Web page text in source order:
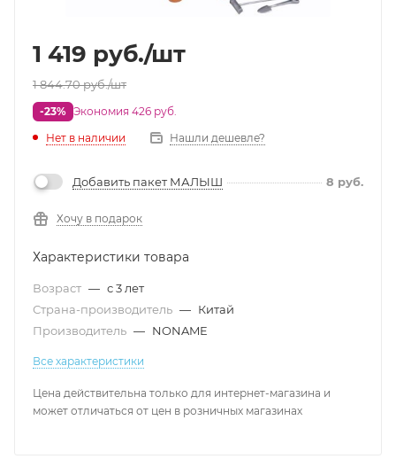
1 419 руб./шт
1 844.70руб./шт
-23% Экономия 426 руб.
Нет в наличии
Нашли дешевле?
Добавить пакет МАЛЫШ 8 руб.
Хочу в подарок
Характеристики товара
Возраст — с 3 лет
Страна-производитель — Китай
Производитель — NONAME
Все характеристики
Цена действительна только для интернет-магазина и
может отличаться от цен в розничных магазинах